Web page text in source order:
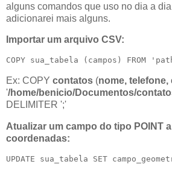
alguns comandos que uso no dia a
adicionarei mais alguns.
Importar um arquivo CSV:
COPY sua_tabela (campos) FROM
Ex: COPY contatos (nome, telefone,
'/home/benicio/Documentos/
DELIMITER ';'
Atualizar um campo do tipo POINT
coordenadas:
UPDATE sua_tabela SET